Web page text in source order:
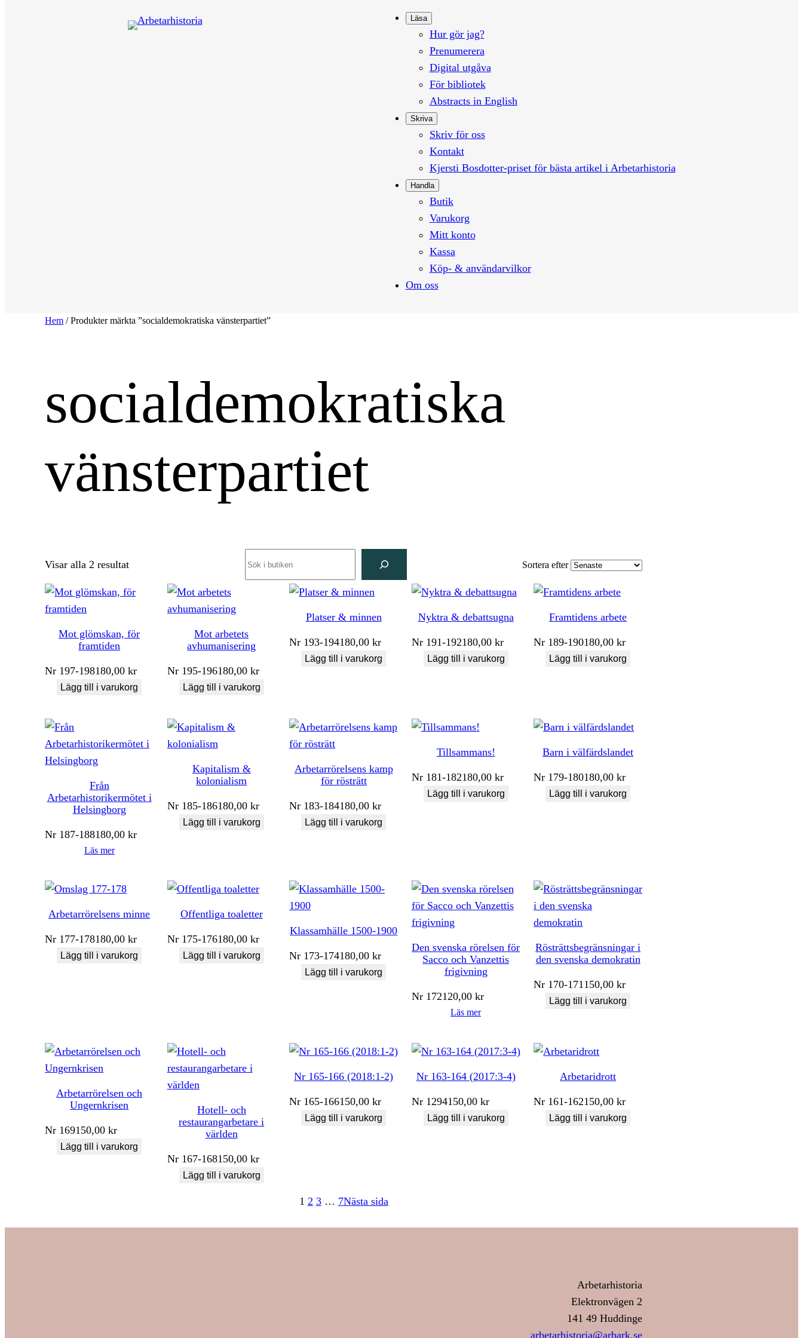
Läsa
Hur gör jag?
Prenumerera
Digital utgåva
För bibliotek
Abstracts in English
Skriva
Skriv för oss
Kontakt
Kjersti Bosdotter-priset för bästa artikel i Arbetarhistoria
Handla
Butik
Varukorg
Mitt konto
Kassa
Köp- & användarvilkor
Om oss
Hem / Produkter märkta ”socialdemokratiska vänsterpartiet”
socialdemokratiska
vänsterpartiet
Visar alla 2 resultatSortera
senaste
Sortera efter
Mot glömskan, för
framtiden
Nr 197-198180,00kr
Lägg till i varukorg
Mot arbetets
avhumanisering
Nr 195-196180,00 kr
Lägg till i varukorg
Platser & minnen
Nr 193-194180,00kr
Lägg till i varukorg
Nyktra & debattsugna
Nr 191-192180,00 kr
Lägg till i varukorg
Framtidens arbete
Nr 189-190180,00kr
Lägg till i varukorg
Från
Arbetarhistorikermötet i
Helsingborg
Nr 187-188180,00kr
Läs mer
Kapitalism &
kolonialism
Nr 185-186180,00 kr
Lägg till i varukorg
Arbetarrörelsens kamp
för rösträtt
Nr 183-184180,00kr
Lägg till i varukorg
Tillsammans!
Nr 181-182180,00 kr
Lägg till i varukorg
Barn i välfärdslandet
Nr 179-180180,00kr
Lägg till i varukorg
Arbetarrörelsens minne
Nr 177-178180,00kr
Lägg till i varukorg
Offentliga toaletter
Nr 175-176180,00 kr
Lägg till i varukorg
Klassamhälle 1500-1900
Nr 173-174180,00kr
Lägg till i varukorg
Den svenska rörelsen för
Sacco och Vanzettis
frigivning
Nr 172120,00 kr
Läs mer
Rösträttsbegränsningar i
den svenska demokratin
Nr 170-171150,00kr
Lägg till i varukorg
Arbetarrörelsen och
Ungernkrisen
Nr 169150,00kr
Lägg till i varukorg
Hotell- och
restaurangarbetare i
världen
Nr 167-168150,00 kr
Lägg till i varukorg
Nr 165-166 (2018:1-2)
Nr 165-166150,00kr
Lägg till i varukorg
Nr 163-164 (2017:3-4)
Nr 1294150,00 kr
Lägg till i varukorg
Arbetaridrott
Nr 161-162150,00kr
Lägg till i varukorg
1 2 3 … 7Nästa sida
Arbetarhistoria
Elektronvägen 2
141 49 Huddinge
arbetarhistoria@arbark.se